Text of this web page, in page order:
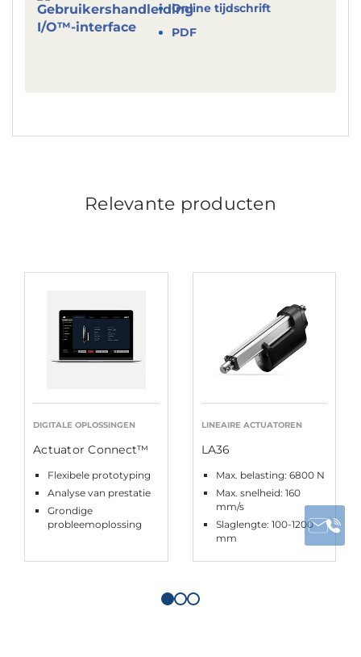
Online tijdschrift
PDF
Relevante producten
DIGITALE OPLOSSINGEN
Actuator Connect™
Flexibele prototyping
Analyse van prestatie
Grondige
probleemoplossing
LINEAIRE ACTUATOREN
LA36
Max. belasting: 6800 N
Max. snelheid: 160
mm/s
Slaglengte: 100-1200
mm